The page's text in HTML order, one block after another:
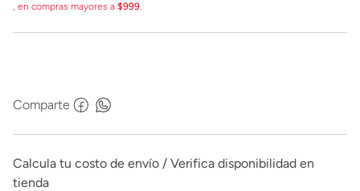
, en compras mayores a $999.
Comparte